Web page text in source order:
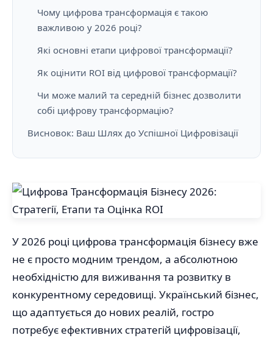
Чому цифрова трансформація є такою
важливою у 2026 році?
Які основні етапи цифрової трансформації?
Як оцінити ROI від цифрової трансформації?
Чи може малий та середній бізнес дозволити
собі цифрову трансформацію?
Висновок: Ваш Шлях до Успішної Цифровізації
У 2026 році цифрова трансформація бізнесу вже
не є просто модним трендом, а абсолютною
необхідністю для виживання та розвитку в
конкурентному середовищі. Український бізнес,
що адаптується до нових реалій, гостро
потребує ефективних стратегій цифровізації,